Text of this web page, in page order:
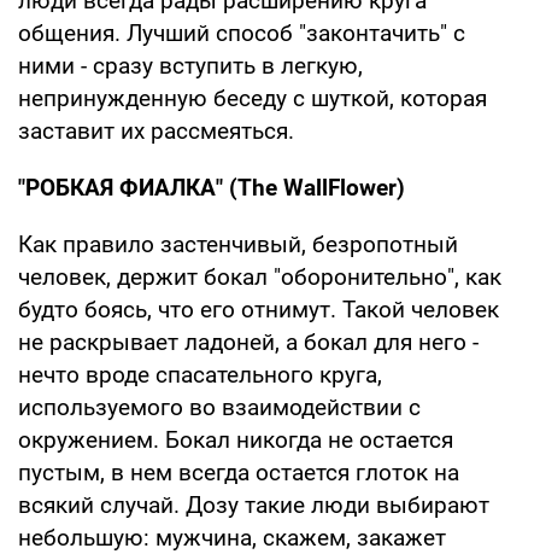
общения. Лучший способ "законтачить" с
ними - сразу вступить в легкую,
непринужденную беседу с шуткой, которая
заставит их рассмеяться.
"РОБКАЯ ФИАЛКА" (The WallFlower)
Как правило застенчивый, безропотный
человек, держит бокал "оборонительно", как
будто боясь, что его отнимут. Такой человек
не раскрывает ладоней, а бокал для него -
нечто вроде спасательного круга,
используемого во взаимодействии с
окружением. Бокал никогда не остается
пустым, в нем всегда остается глоток на
всякий случай. Дозу такие люди выбирают
небольшую: мужчина, скажем, закажет